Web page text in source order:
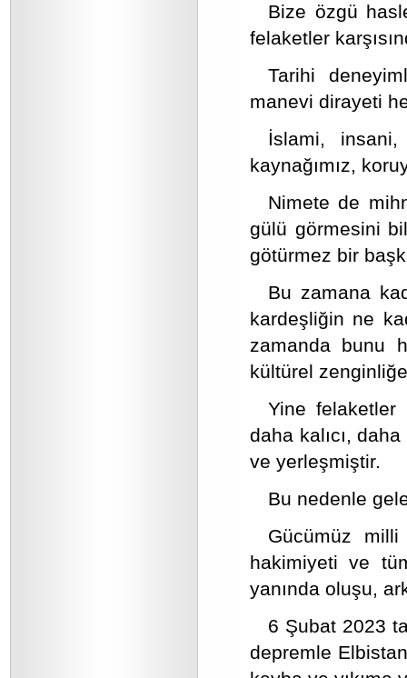
Bize özgü
felaketler
Tarihi
manevi dirayeti
İslami, insani,
kaynağımız,
Nimete de
gülü görmesini
götürmez bir
Bu zamana
kardeşliğin ne
zamanda bunu
kültürel
Yine felaketler
daha kalıcı,
ve yerleşmiştir.
Bu nedenle
Gücümüz
hakimiyeti ve
yanında oluşu,
6 Şubat 2023
depremle